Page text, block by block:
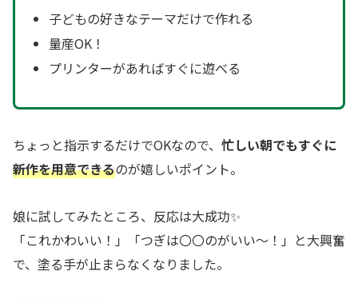
子どもの好きなテーマだけで作れる
量産OK！
プリンターがあればすぐに遊べる
ちょっと指示するだけでOKなので、 忙しい朝でもすぐに
新作を用意できるのが嬉しいポイント。
娘に試してみたところ、反応は大成功✨
「これかわいい！」「つぎは〇〇のがいい〜！」と大興奮
で、塗る手が止まらなくなりました。